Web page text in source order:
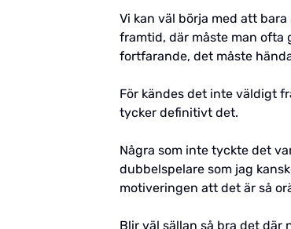
Vi kan väl börja med att
framtid, där måste man ofta
fortfarande, det måste
För kändes det inte väldigt
tycker definitivt det.
Några som inte tyckte det
dubbelspelare som jag
motiveringen att det är så
Blir väl sällan så bra det där